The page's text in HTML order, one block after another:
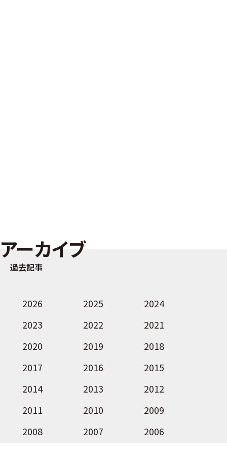
アーカイブ
過去記事
2026 2025
2024
2023
2022
2021
2020
2019
2018
2017
2016
2015
2014
2013
2012
2011
2010
2009
2008
2007 2006